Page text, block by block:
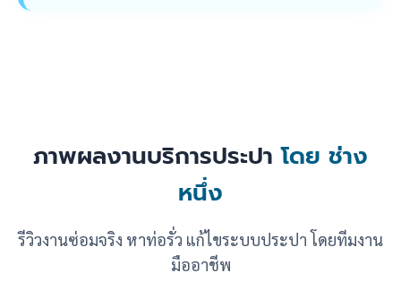
ภาพผลงานบริการประปาโดย ช่าง
หนึ่ง
รีวิวงานซ่อมจริง หาท่อรั่ว แก้ไขระบบประปา โดยทีมงาน
มืออาชีพ